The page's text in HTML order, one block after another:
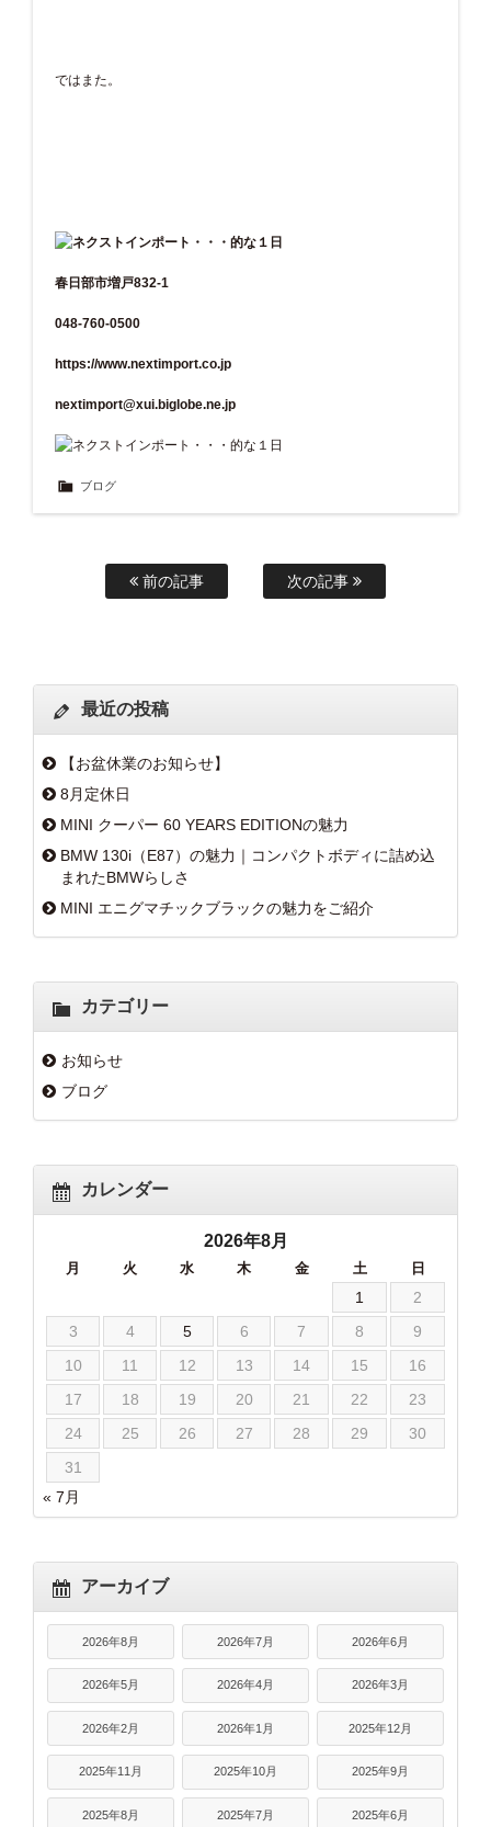
ではまた。
春日部市増戸832-1
048-760-0500
https://www.nextimport.co.jp
nextimport@xui.biglobe.ne.jp
ブログ
前の記事 次の記事
最近の投稿
【お盆休業のお知らせ】
8月定休日
MINI クーパー 60 YEARS EDITIONの魅力
BMW 130i（E87）の魅力｜コンパクトボディに詰め込
まれたBMWらしさ
MINI エニグマチックブラックの魅力をご紹介
カテゴリー
お知らせ
ブログ
カレンダー
2026年8月
月 火 水 木 金 土 日
1
2
3
4 5 6 7 8
9
10
11 12 13 14 15
16
17
18 19 20 21 22
23
24
25 26 27 28 29
30
31
« 7月
アーカイブ
2026年8月 2026年7月 2026年6月
2026年5月 2026年4月 2026年3月
2026年2月 2026年1月 2025年12月
2025年11月 2025年10月 2025年9月
2025年8月 2025年7月 2025年6月